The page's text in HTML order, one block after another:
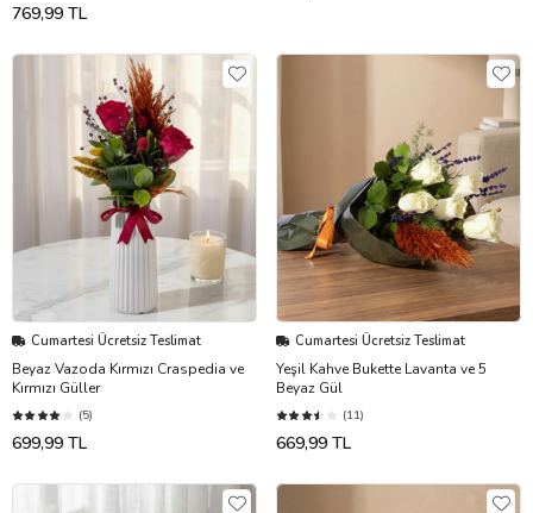
769,99 TL
Cumartesi Ücretsiz Teslimat
Beyaz Vazoda Kırmızı Craspedia ve
Kırmızı Güller
(5)
699,99 TL
Cumartesi Ücretsiz Teslimat
Yeşil Kahve Bukette Lavanta ve 5
Beyaz Gül
(11)
669,99 TL